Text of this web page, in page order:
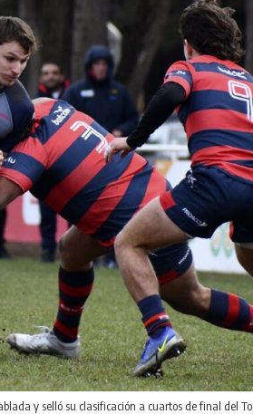
y selló su clasificación a cuartos de final del